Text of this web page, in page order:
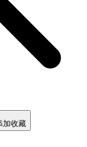
加收藏